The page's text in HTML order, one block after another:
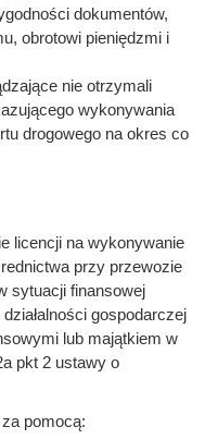
dokumentów,
obrotowi pieniędzmi i
nie otrzymali
wykonywania
drogowego na okres co
licencji na wykonywanie
przy przewozie
sytuacji finansowej
gospodarczej
lub majątkiem w
pkt 2 ustawy o
pomocą: